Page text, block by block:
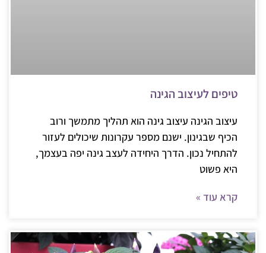
טיפים לעיצוב הגינה
עיצוב הגינה עיצוב גינה הוא תהליך מתמשך ורוב
הכיף שבגינון. ישנם מספר עקרונות שיכולים לעזור
להתחיל נכון. הדרך היחידה לעצב גינה יפה בעצמך,
היא פשוט
קרא עוד »